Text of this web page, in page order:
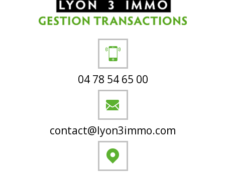
04 78 54 65 00
contact@lyon3immo.com